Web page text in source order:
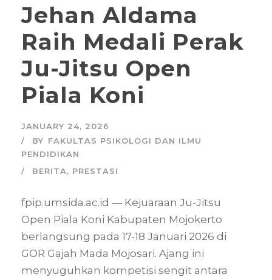
Jehan Aldama
Raih Medali Perak
Ju-Jitsu Open
Piala Koni
JANUARY 24, 2026
BY FAKULTAS PSIKOLOGI DAN ILMU
PENDIDIKAN
BERITA, PRESTASI
fpip.umsida.ac.id — Kejuaraan Ju-Jitsu
Open Piala Koni Kabupaten Mojokerto
berlangsung pada 17-18 Januari 2026 di
GOR Gajah Mada Mojosari. Ajang ini
menyuguhkan kompetisi sengit antara